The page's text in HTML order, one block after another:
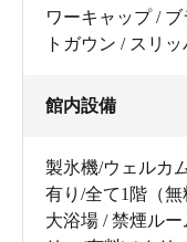
ワーキャップ /
トガウン / スリッ
館内設備
製氷機/ウェルカ
有り/全て1階（
大浴場 / 禁煙ル